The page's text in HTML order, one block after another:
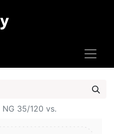
NG 35/120 vs.